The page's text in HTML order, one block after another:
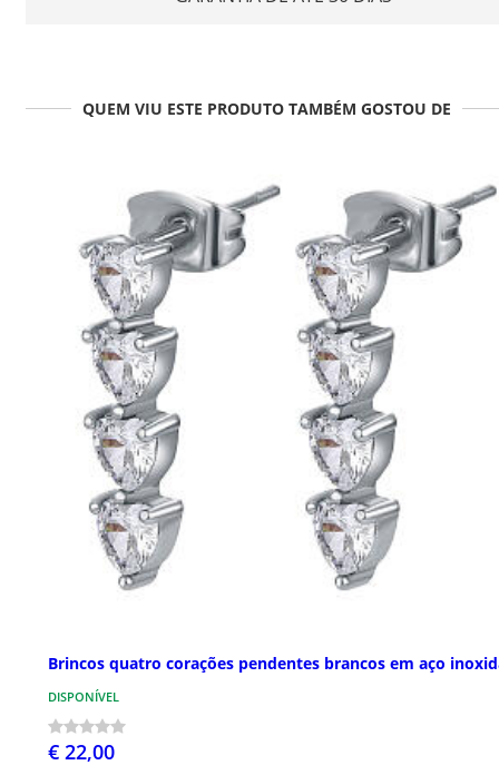
QUEM VIU ESTE PRODUTO TAMBÉM GOSTOU DE
Brincos quatro corações pendentes brancos em aço
DISPONÍVEL
€ 22,00